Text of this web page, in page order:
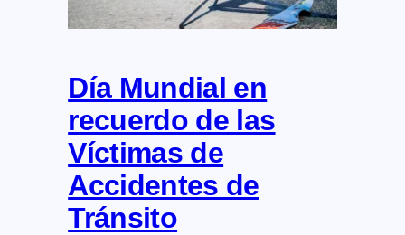
Día Mundial en
recuerdo de las
Víctimas de
Accidentes de
Tránsito